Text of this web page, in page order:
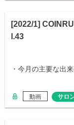
[2022/1]
l.43
・今月の主要な出
動画 サロ